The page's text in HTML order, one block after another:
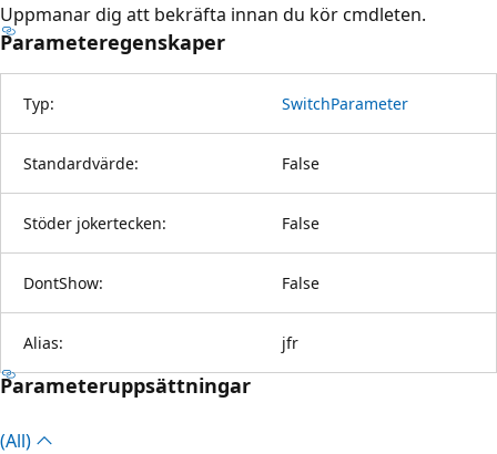
Uppmanar dig att bekräfta innan du kör cmdleten.
Parameteregenskaper
Typ: SwitchParameter
Standardvärde: False
Stöder jokertecken: False
DontShow: False
Alias: jfr
Parameteruppsättningar
(All)